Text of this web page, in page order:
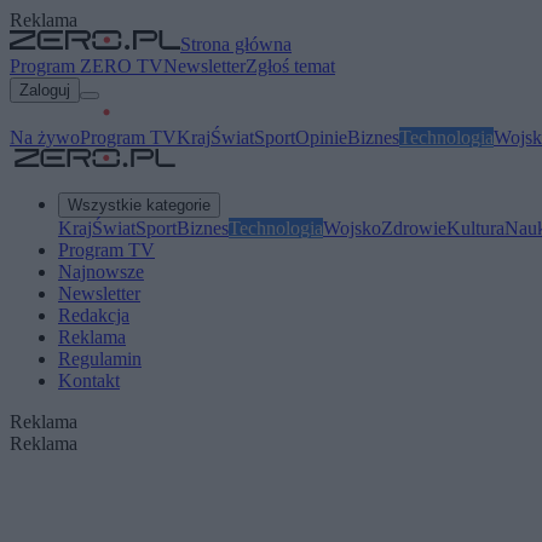
Reklama
Strona główna
Program ZERO TVNewsletterZgłoś temat
Zaloguj
Na żywoProgram TVKrajŚwiatSportOpinieBiznesTechnologia
Wszystkie kategorie
KrajŚwiatSportBiznesTechnologiaWojskoZdrowieKultura
Program TV
Najnowsze
Newsletter
Redakcja
Reklama
Regulamin
Kontakt
Reklama
Reklama